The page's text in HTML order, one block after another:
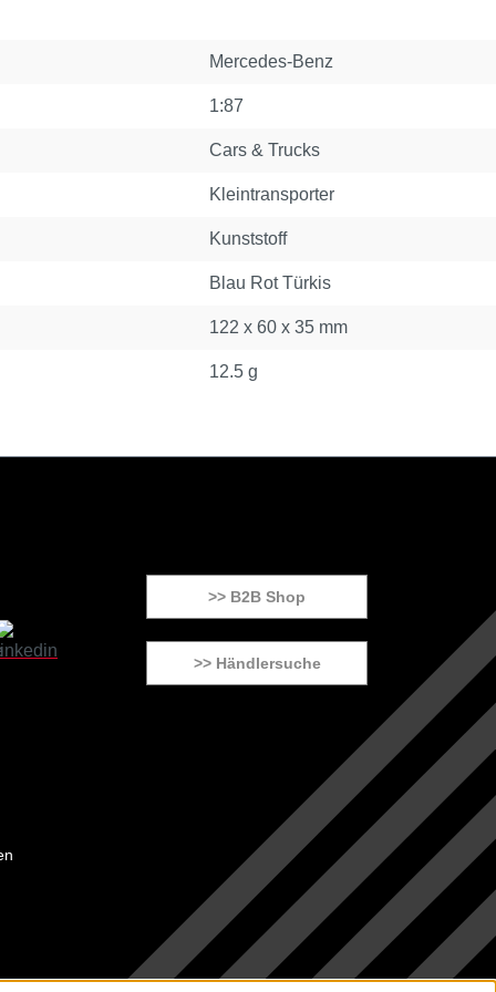
Mercedes-Benz
1:87
Cars & Trucks
Kleintransporter
Kunststoff
Blau Rot Türkis
122 x 60 x 35 mm
12.5 g
>> B2B Shop
>> Händlersuche